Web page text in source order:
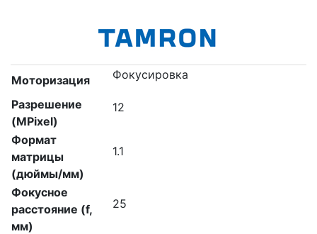
Моторизация Фокусировка
Разрешение
(MPixel)
12
Формат
матрицы
(дюймы/мм)
1.1
Фокусное
расстояние (f,
мм)
25